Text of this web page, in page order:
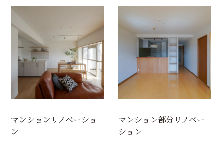
マンションリノベーショ
ン
マンション部分リノベー
ション